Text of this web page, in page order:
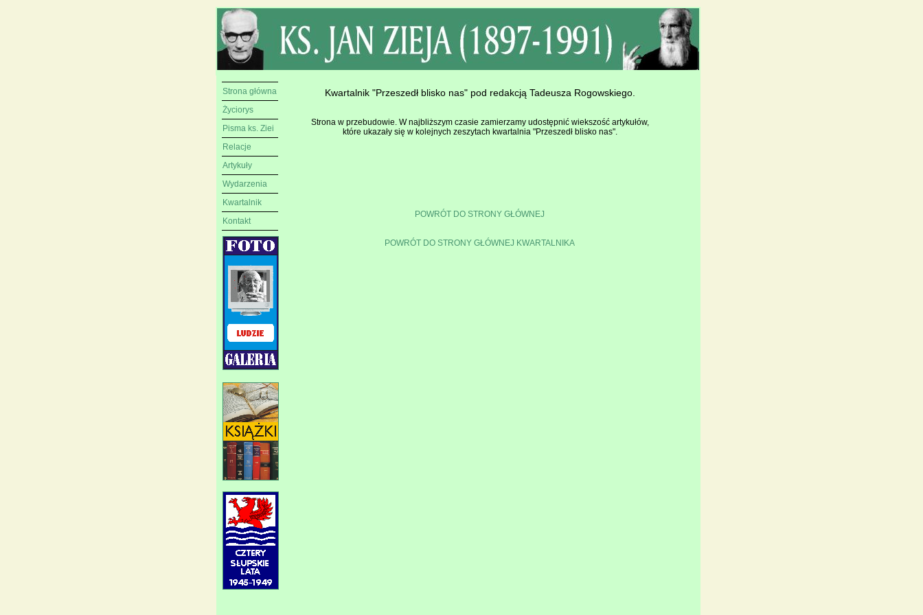
Strona główna
Życiorys
Pisma ks. Ziei
Relacje
Artykuły
Wydarzenia
Kwartalnik
Kontakt
Kwartalnik "Przeszedł blisko nas" pod redakcją Tadeusza Rogowskiego.
Strona w przebudowie. W najbliższym czasie zamierzamy udostępnić wiekszość artykułów,
które ukazały się w kolejnych zeszytach kwartalnia "Przeszedł blisko nas".
POWRÓT DO STRONY GŁÓWNEJ
POWRÓT DO STRONY GŁÓWNEJ KWARTALNIKA